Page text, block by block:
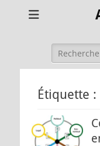
Rechercher :
Étiquette :